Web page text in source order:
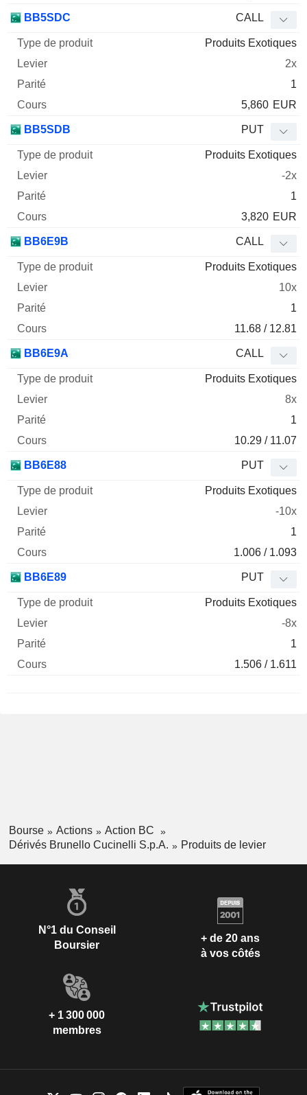
BB5SDC CALL
Produits Exotiques
2x
1
5,860 EUR
BB5SDB PUT
Produits Exotiques
-2x
1
3,820 EUR
BB6E9B CALL
Produits Exotiques
10x
1
11.68 / 12.81
BB6E9A CALL
Produits Exotiques
8x
1
10.29 / 11.07
BB6E88 PUT
Produits Exotiques
-10x
1
1.006 / 1.093
BB6E89 PUT
Produits Exotiques
-8x
1
1.506 / 1.611
Bourse Actions
Action BC
Dérivés Brunello Cucinelli S.p.A.
Produits de levier
N°1 du Conseil
Boursier
+ de 20 ans
à vos côtés
+ 1 300 000
membres